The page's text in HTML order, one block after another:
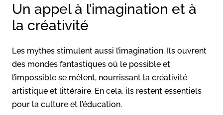
Un appel à l’imagination et à
la créativité
Les mythes stimulent aussi l’imagination. Ils ouvrent
des mondes fantastiques où le possible et
l’impossible se mêlent, nourrissant la créativité
artistique et littéraire. En cela, ils restent essentiels
pour la culture et l’éducation.